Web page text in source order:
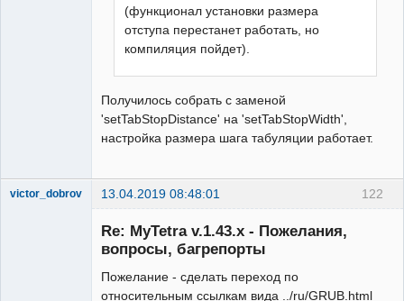
(функционал установки размера
отступа перестанет работать, но
компиляция пойдет).
Получилось собрать с заменой
'setTabStopDistance' на 'setTabStopWidth',
настройка размера шага табуляции работает.
122
victor_dobrov 13.04.2019 08:48:01
Re: MyTetra v.1.43.x - Пожелания,
вопросы, багрепорты
Пожелание - сделать переход по
относительным ссылкам вида ../ru/GRUB.html